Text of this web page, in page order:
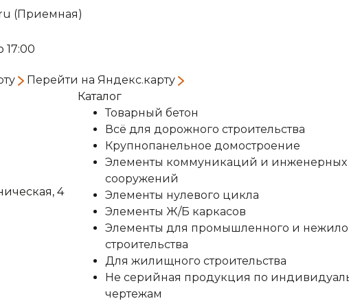
(Приемная)
17:00
Перейти на Яндекс.карту
4
Каталог
Товарный бетон
Всё для дорожного строительства
Крупнопанельное домостроение
Элементы коммуникаций и инженерных
сооружений
Элементы нулевого цикла
Элементы Ж/Б каркасов
Элементы для промышленного и
строительства
Для жилищного строительства
Не серийная продукция по
чертежам